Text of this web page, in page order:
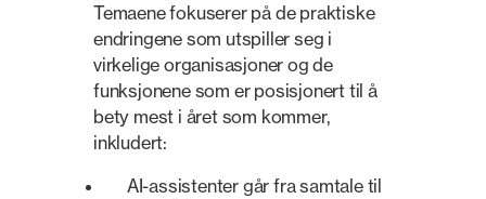
Temaene fokuserer på de praktiske
endringene som utspiller seg i
virkelige organisasjoner og de
funksjonene som er posisjonert til å
bety mest i året som kommer,
inkludert:
AI-assistenter går fra samtale til